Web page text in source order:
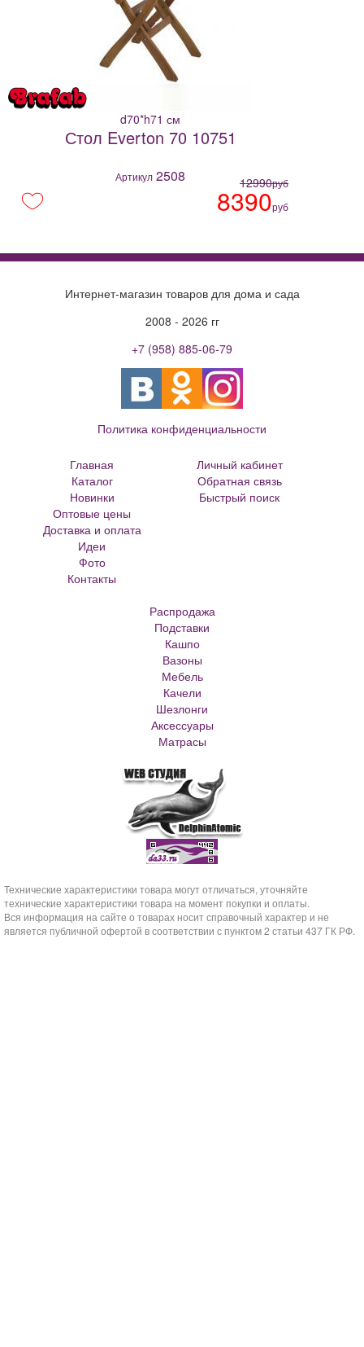
d70*h71 см
Стол Everton 70 10751
Артикул 2508 12990руб
8390руб
Интернет-магазин товаров для дома и сада
2008 - 2026 гг
+7 (958) 885-06-79
Политика конфиденциальности
Главная
Каталог
Новинки
Оптовые цены
Доставка и оплата
Идеи
Фото
Контакты
Личный кабинет
Обратная связь
Быстрый поиск
Кашпо из ротанга
Матрасы Аскона
Кашпо металлическое
Кашпо для елки
Кашпо с самоливом
Кашпо с автополивом
Распродажа
Подставки
Кашпо
Вазоны
Мебель
Качели
Шезлонги
Аксессуары
Матрасы
Технические характеристики товара могут отличаться, уточняйте
технические характеристики товара на момент покупки и оплаты.
Вся информация на сайте о товарах носит справочный характер и не
является публичной офертой в соответствии с пунктом 2 статьи 437 ГК РФ.